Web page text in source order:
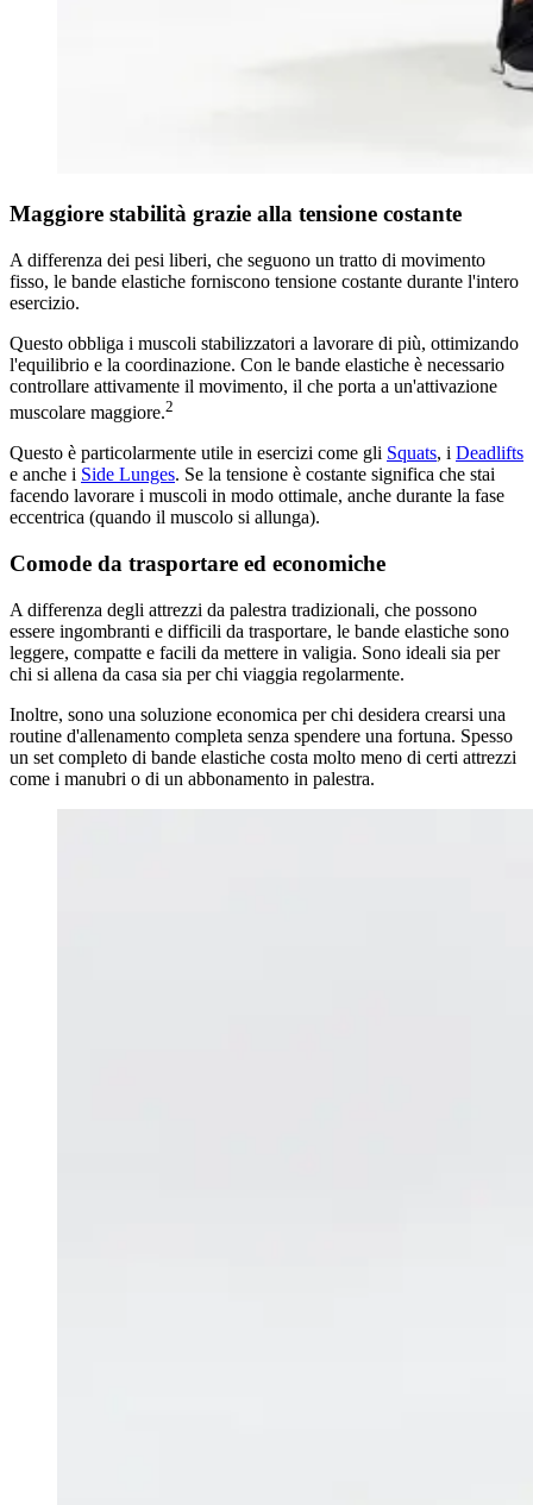
Maggiore stabilità grazie alla tensione costante
A differenza dei pesi liberi, che seguono un tratto di movimento
fisso, le bande elastiche forniscono tensione costante durante l'intero
esercizio.
Questo obbliga i muscoli stabilizzatori a lavorare di più, ottimizando
l'equilibrio e la coordinazione. Con le bande elastiche è necessario
controllare attivamente il movimento, il che porta a un'attivazione
muscolare maggiore.2
Questo è particolarmente utile in esercizi come gli Squats, i Deadlifts
e anche i Side Lunges. Se la tensione è costante significa che stai
facendo lavorare i muscoli in modo ottimale, anche durante la fase
eccentrica (quando il muscolo si allunga).
Comode da trasportare ed economiche
A differenza degli attrezzi da palestra tradizionali, che possono
essere ingombranti e difficili da trasportare, le bande elastiche sono
leggere, compatte e facili da mettere in valigia. Sono ideali sia per
chi si allena da casa sia per chi viaggia regolarmente.
Inoltre, sono una soluzione economica per chi desidera crearsi una
routine d'allenamento completa senza spendere una fortuna. Spesso
un set completo di bande elastiche costa molto meno di certi attrezzi
come i manubri o di un abbonamento in palestra.